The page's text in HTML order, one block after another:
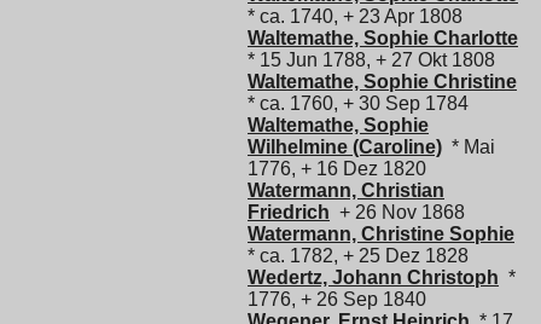
* ca. 1740, + 23 Apr 1808
Waltemathe, Sophie Charlotte
* 15 Jun 1788, + 27 Okt 1808
Waltemathe, Sophie Christine
* ca. 1760, + 30 Sep 1784
Waltemathe, Sophie
Wilhelmine (Caroline) * Mai
1776, + 16 Dez 1820
Watermann, Christian
Friedrich + 26 Nov 1868
Watermann, Christine Sophie
* ca. 1782, + 25 Dez 1828
Wedertz, Johann Christoph *
1776, + 26 Sep 1840